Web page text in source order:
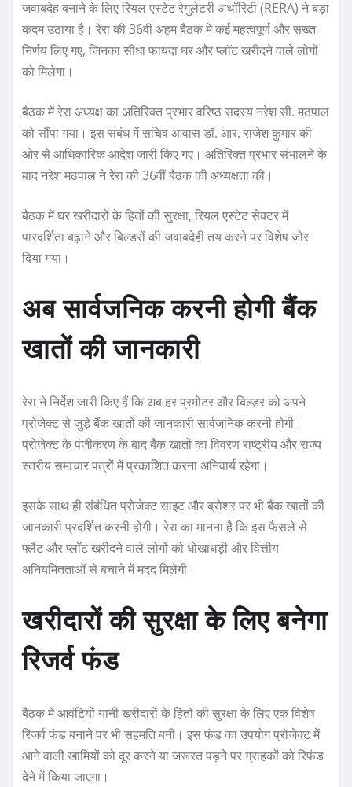
e
b
o
o
k
te
r
s
A
re
जवाबदेह बनाने के लिए रियल एस्टेट रेगुलेटरी अथॉरिटी (RERA) ने बड़ा
कदम उठाया है। रेरा की 36वीं अहम बैठक में कई महत्वपूर्ण और सख्त
निर्णय लिए गए, जिनका सीधा फायदा घर और प्लॉट खरीदने वाले लोगों
को मिलेगा।
बैठक में रेरा अध्यक्ष का अतिरिक्त प्रभार वरिष्ठ सदस्य नरेश सी. मठपाल
को सौंपा गया। इस संबंध में सचिव आवास डॉ. आर. राजेश कुमार की
ओर से आधिकारिक आदेश जारी किए गए। अतिरिक्त प्रभार संभालने के
बाद नरेश मठपाल ने रेरा की 36वीं बैठक की अध्यक्षता की।
बैठक में घर खरीदारों के हितों की सुरक्षा, रियल एस्टेट सेक्टर में
पारदर्शिता बढ़ाने और बिल्डरों की जवाबदेही तय करने पर विशेष जोर
दिया गया।
अब सार्वजनिक करनी होगी बैंक
खातों की जानकारी
रेरा ने निर्देश जारी किए हैं कि अब हर प्रमोटर और बिल्डर को अपने
प्रोजेक्ट से जुड़े बैंक खातों की जानकारी सार्वजनिक करनी होगी।
प्रोजेक्ट के पंजीकरण के बाद बैंक खातों का विवरण राष्ट्रीय और राज्य
स्तरीय समाचार पत्रों में प्रकाशित करना अनिवार्य रहेगा।
इसके साथ ही संबंधित प्रोजेक्ट साइट और ब्रोशर पर भी बैंक खातों की
जानकारी प्रदर्शित करनी होगी। रेरा का मानना है कि इस फैसले से
फ्लैट और प्लॉट खरीदने वाले लोगों को धोखाधड़ी और वित्तीय
अनियमितताओं से बचाने में मदद मिलेगी।
खरीदारों की सुरक्षा के लिए बनेगा
रिजर्व फंड
बैठक में आवंटियों यानी खरीदारों के हितों की सुरक्षा के लिए एक विशेष
रिजर्व फंड बनाने पर भी सहमति बनी। इस फंड का उपयोग प्रोजेक्ट में
आने वाली खामियों को दूर करने या जरूरत पड़ने पर ग्राहकों को रिफंड
देने में किया जाएगा।